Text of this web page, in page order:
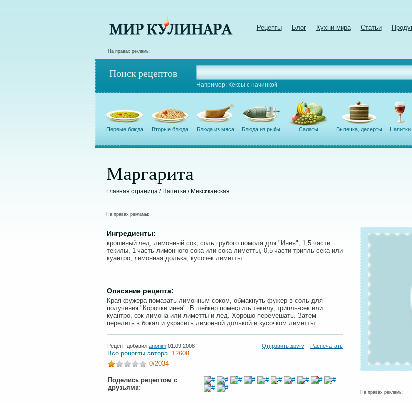
Рецепты Блог Кухни мира Статьи
На правах рекламы:
Поиск рецептов
Например: Кексы с начинкой
Первые блюда Вторые блюда Блюда из мяса Блюда из рыбы Салаты Выпечка, десерты Напитки
Маргарита
Главная страница / Напитки / Мексиканская
На правах рекламы:
Ингредиенты:
крошеный лед, лимонный сок, соль грубого помола для "Инея", 1,5 части
текилы, 1 часть лимонного сока или сока лиметты, 0,5 части трипль-сека или
куантро, лимонная долька, кусочек лиметты.
Описание рецепта:
Края фужера помазать лимонным соком, обмакнуть фужер в соль для
получения "Корочки инея". В шейкер поместить текилу, трипль-сек или
куантро, сок лимона или лиметты и лед. Хорошо перемешать. Затем
перелить в бокал и украсить лимонной долькой и кусочком лиметты.
Рецепт добавил anonim 01.09.2008 Отправить другу Распечатать
Все рецепты автора 12609
0/2034
Поделись рецептом с
друзьями:
На правах рекламы: